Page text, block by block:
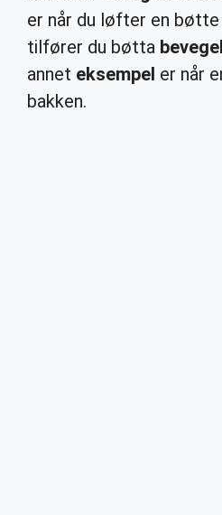
er når du løfter en
tilfører du bøtta
annet eksempel er når
bakken.